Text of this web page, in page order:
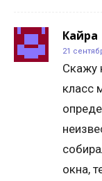
Кайра
21
Скажу
класс
окна,